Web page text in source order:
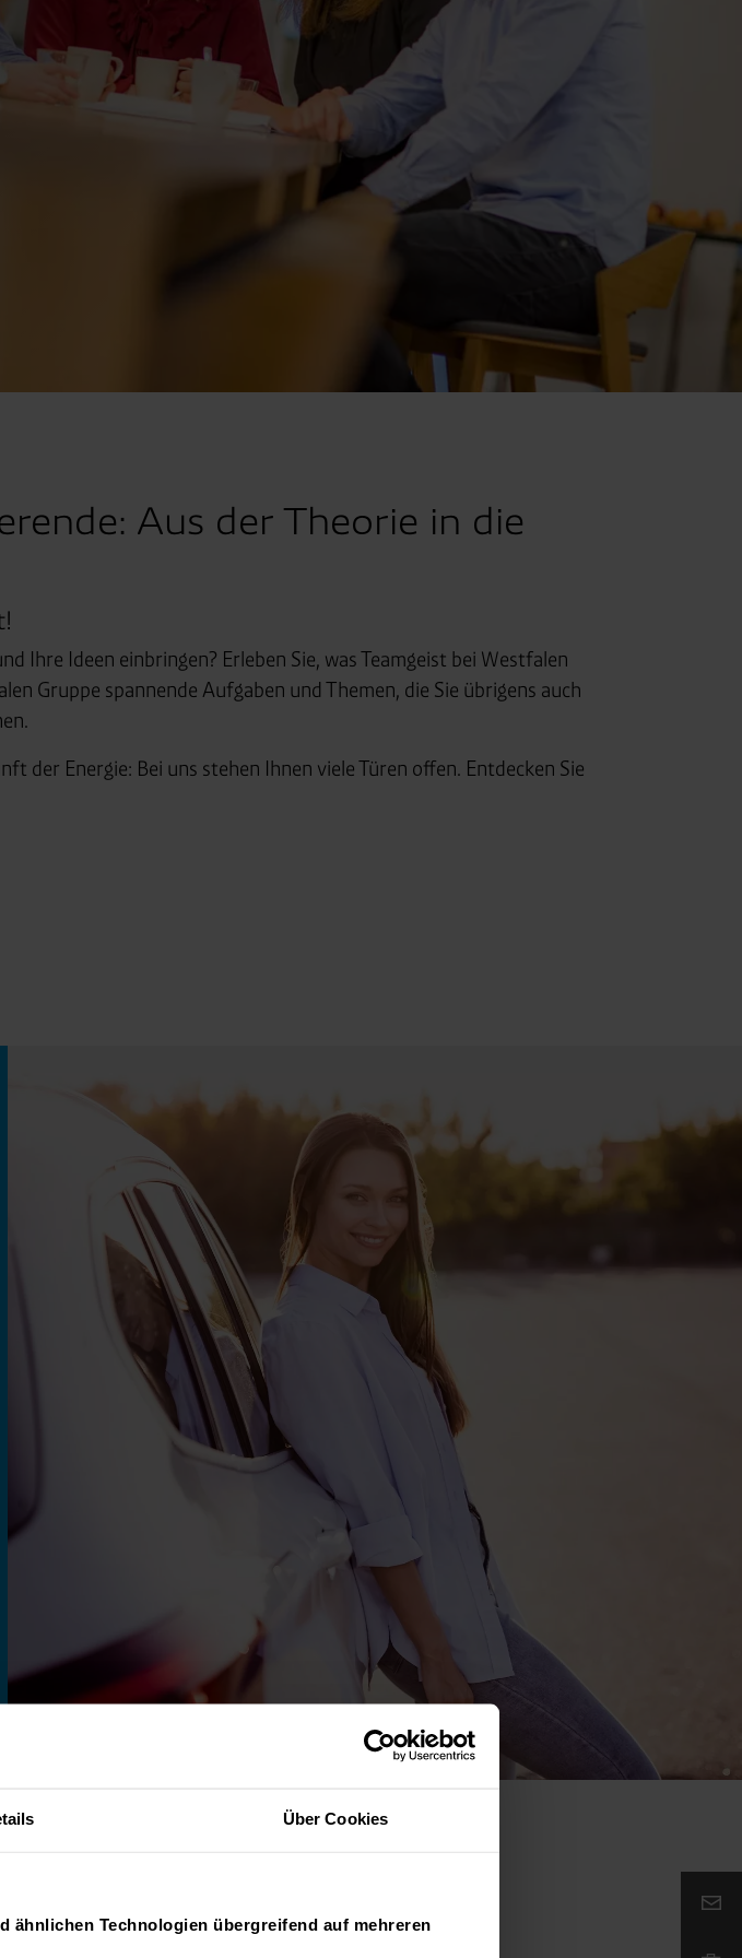
Über Cookies
Technologien übergreifend auf mehreren
Aus der Theorie in die
Ihre Ideen einbringen? Erleben Sie, was Teamgeist bei Westfalen
Gruppe spannende Aufgaben und Themen, die Sie übrigens auch
der Energie: Bei uns stehen Ihnen viele Türen offen. Entdecken Sie